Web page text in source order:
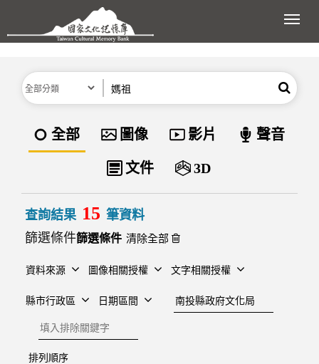
跳到主要內容區塊
展
分類 搜尋
資料類型
全部 圖像 影片 聲音
文件 3D
查詢結果 15 筆資料
篩選條件
清除全部
資料來源 圖像相關授權 文字相關授權
縣市行政區 日期區間
建檔單位
排除關鍵字
排列順序